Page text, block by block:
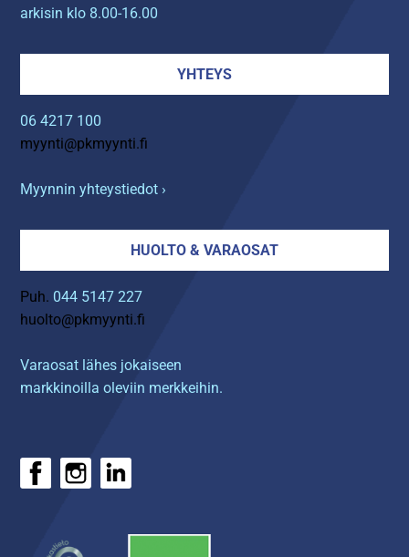
arkisin klo 8.00-16.00
YHTEYS
06 4217 100
myynti@pkmyynti.fi
Myynnin yhteystiedot ›
HUOLTO & VARAOSAT
Puh. 044 5147 227
huolto@pkmyynti.fi
Varaosat lähes jokaiseen
markkinoilla oleviin merkkeihin.